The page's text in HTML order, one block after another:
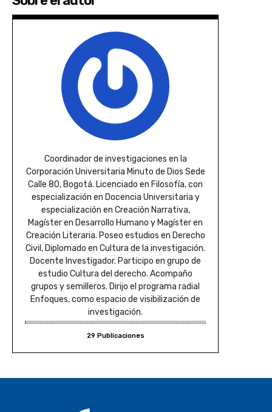
Coordinador de investigaciones en la
Corporación Universitaria Minuto de Dios Sede
Calle 80, Bogotá. Licenciado en Filosofía, con
especialización en Docencia Universitaria y
especialización en Creación Narrativa,
Magíster en Desarrollo Humano y Magíster en
Creación Literaria. Poseo estudios en Derecho
Civil, Diplomado en Cultura de la investigación.
Docente Investigador. Participo en grupo de
estudio Cultura del derecho. Acompaño
grupos y semilleros. Dirijo el programa radial
Enfoques, como espacio de visibilización de
investigación.
29 Publicaciones